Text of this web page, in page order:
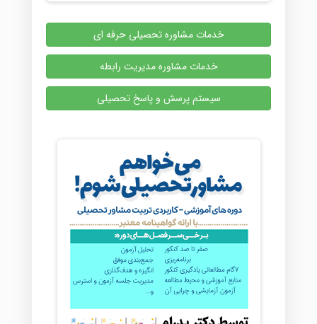
خدمات مشاوره تحصیلی حرفه ای
خدمات مشاوره مدیریت رابطه
سیستم پرسش و پاسخ تحصیلی